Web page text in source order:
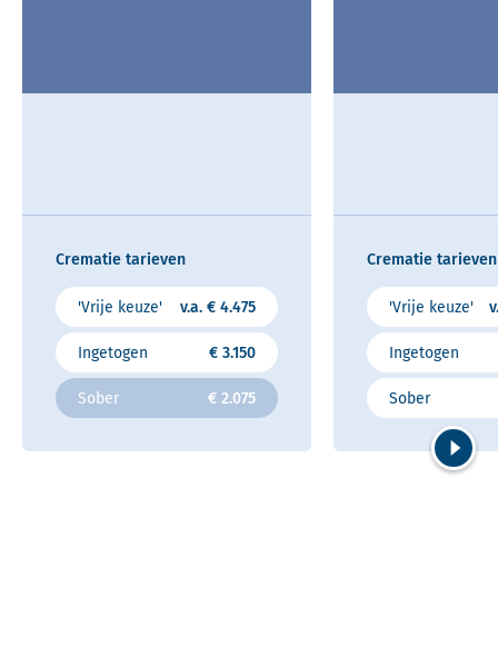
Crematie tarieven
'Vrije keuze' v.a. € 4.475
Ingetogen € 3.150
Sober € 2.075
Crematie tarieven
'Vrije keuze'
Ingetogen
Sober